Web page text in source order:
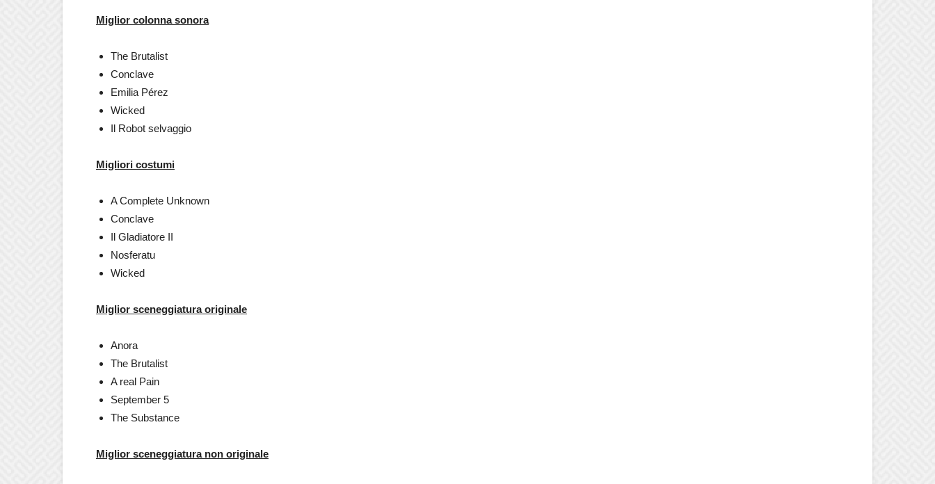
Miglior colonna sonora
The Brutalist
Conclave
Emilia Pérez
Wicked
Il Robot selvaggio
Migliori costumi
A Complete Unknown
Conclave
Il Gladiatore II
Nosferatu
Wicked
Miglior sceneggiatura originale
Anora
The Brutalist
A real Pain
September 5
The Substance
Miglior sceneggiatura non originale